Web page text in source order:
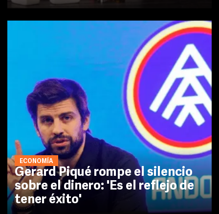
ECONOMÍA
Gerard Piqué rompe el silencio
sobre el dinero: 'Es el reflejo de
tener éxito'